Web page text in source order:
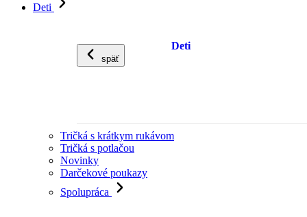
Deti
späť
Deti
Tričká s krátkym rukávom
Tričká s potlačou
Novinky
Darčekové poukazy
Spolupráca